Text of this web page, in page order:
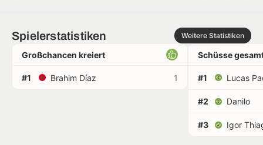
Spielerstatistiken Weitere Statistiken
Großchancen kreiert
#1 Brahim Díaz 1
Schüsse
#1 Lucas
#2 Danilo
#3 Igor